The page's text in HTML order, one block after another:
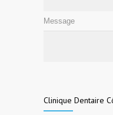
Message
Clinique Dentaire